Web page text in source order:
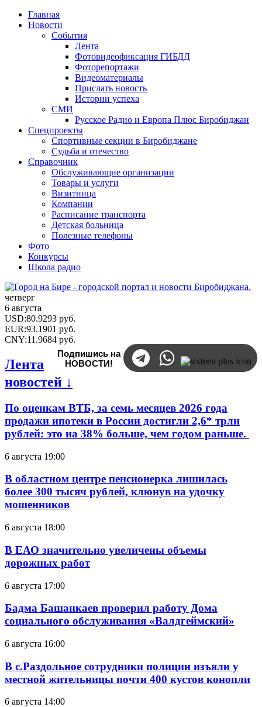
Главная
Новости
События
Лента
Фотовидеофиксация ГИБДД
Фоторепортажи
Видеоматериалы
Прислать новость
Истории успеха
СМИ
Русское Радио и Европа Плюс Биробиджан
Спецпроекты
Спортивные секции в Биробиджане
Судьба и отечество
Справочник
Обслуживающие организации
Товары и услуги
Визитница
Компании
Расписание транспорта
Детская больница
Полезные телефоны
Фото
Конкурсы
Школа радио
четверг
6 августа
USD:80.9293 руб.
EUR:93.1901 руб.
CNY:11.9684 руб.
Подпишись на
НОВОСТИ!
Лента
новостей ↓
По оценкам ВТБ, за семь месяцев 2026 года
продажи ипотеки в России достигли 2,6* трлн
рублей: это на 38% больше, чем годом раньше.
6 августа 19:00
В областном центре пенсионерка лишилась
более 300 тысяч рублей, клюнув на удочку
мошенников
6 августа 18:00
В ЕАО значительно увеличены объемы
дорожных работ
6 августа 17:00
Бадма Башанкаев проверил работу Дома
социального обслуживания «Валдгеймский»
6 августа 16:00
В с.Раздольное сотрудники полиции изъяли у
местной жительницы почти 400 кустов конопли
6 августа 14:00